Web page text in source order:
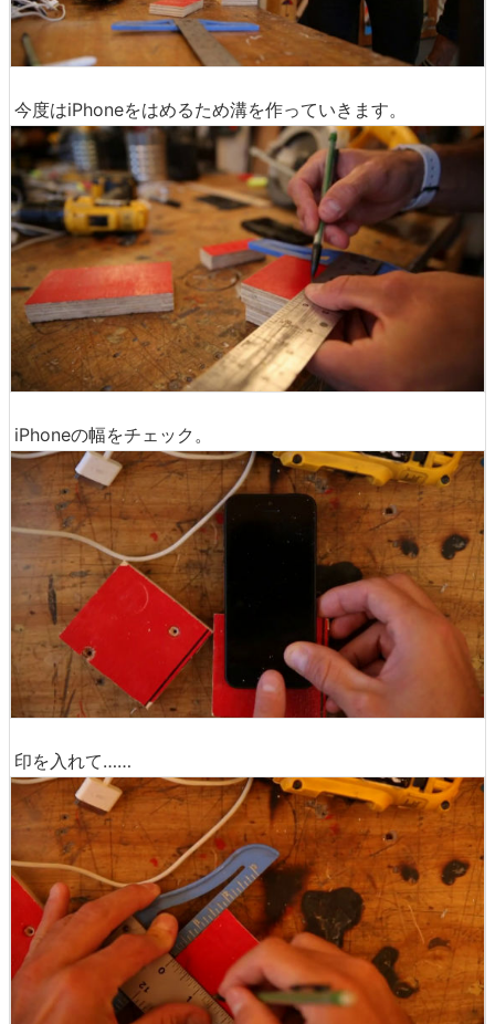
今度はiPhoneをはめるため溝を作っていきます。
iPhoneの幅をチェック。
印を入れて……